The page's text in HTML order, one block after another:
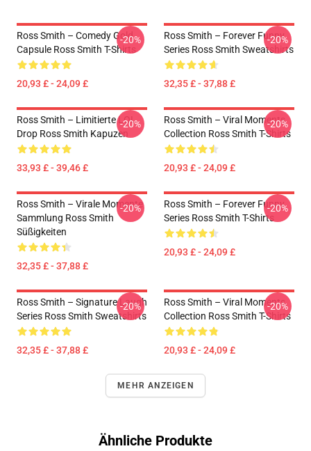
Ross Smith – Comedy Gold
Capsule Ross Smith T-Shirts
20,93 £ - 24,09 £
-20%
Ross Smith – Forever Funny
Series Ross Smith Sweatshirts
32,35 £ - 37,88 £
-20%
Ross Smith – Limitierte LOL
Drop Ross Smith Kapuzen
33,93 £ - 39,46 £
-20%
Ross Smith – Viral Moments
Collection Ross Smith T-Shirts
20,93 £ - 24,09 £
-20%
Ross Smith – Virale Momente
Sammlung Ross Smith
Süßigkeiten
32,35 £ - 37,88 £
-20%
Ross Smith – Forever Funny
Series Ross Smith T-Shirts
20,93 £ - 24,09 £
-20%
Ross Smith – Signature Laugh
Series Ross Smith Sweatshirts
32,35 £ - 37,88 £
-20%
Ross Smith – Viral Moments
Collection Ross Smith T-Shirts
20,93 £ - 24,09 £
-20%
MEHR ANZEIGEN
Ähnliche Produkte